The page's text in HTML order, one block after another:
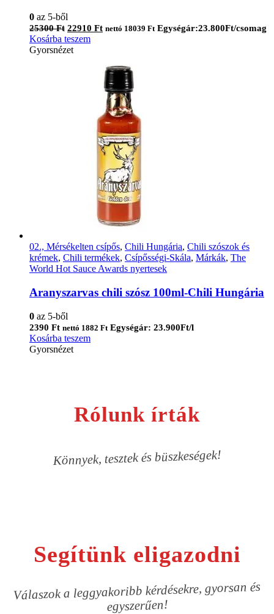
0 az 5-ből
25300Ft Original
price
was:
25300 Ft.
22910 FtCurrent
price
nettó 18039 Ft Egységár:23.800Ft/csomag
Kosárba teszem
Gyorsnézet
02., Mérsékelten csípős, Chili Hungária, Chili szószok és
krémek, Chili termékek, Csípősségi-Skála, Márkák, The
World Hot Sauce Awards nyertesek
Aranyszarvas chili szósz 100ml-Chili Hungária
0 az 5-ből
2390 Ft nettó 1882 Ft Egységár: 23.900Ft/l
Kosárba teszem
Gyorsnézet
Rólunk írták
Könnyek, tesztek és büszkeségek!
Segítünk eligazodni
Válaszok a leggyakoribb kérdésekre, gyorsan és
egyszerűen!